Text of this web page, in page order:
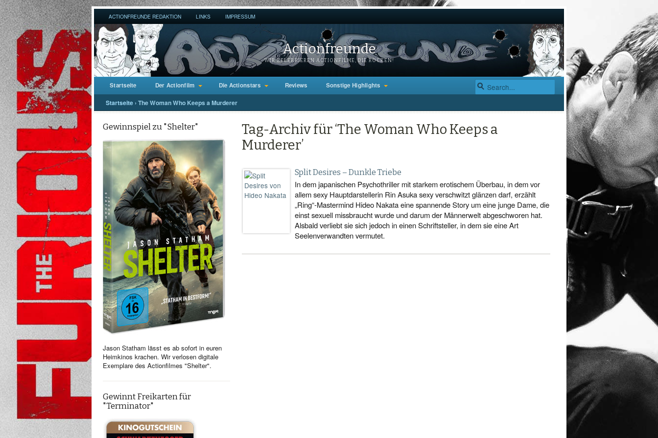
ACTIONFREUNDE REDAKTION LINKS IMPRESSUM
Actionfreunde
WIR ZELEBRIEREN ACTIONFILME, DIE ROCKEN!
Startseite Der Actionfilm Die Actionstars Reviews Sonstige Highlights
Startseite › The Woman Who Keeps a Murderer
Gewinnspiel zu "Shelter"
Jason Statham lässt es ab sofort in euren
Heimkinos krachen. Wir verlosen digitale
Exemplare des Actionfilmes "Shelter".
Gewinnt Freikarten für
"Terminator"
Tag-Archiv für ‘The Woman Who Keeps a
Murderer’
Split Desires – Dunkle Triebe
In dem japanischen Psychothriller mit starkem erotischem Überbau, in dem vor
allem sexy Hauptdarstellerin Rin Asuka sexy verschwitzt glänzen darf, erzählt
„Ring“-Mastermind Hideo Nakata eine spannende Story um eine junge Dame, die
einst sexuell missbraucht wurde und darum der Männerwelt abgeschworen hat.
Alsbald verliebt sie sich jedoch in einen Schriftsteller, in dem sie eine Art
Seelenverwandten vermutet.